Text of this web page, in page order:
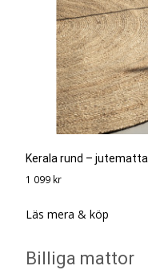
Kerala rund – jutematta
1 099 kr
Läs mera & köp
Billiga mattor